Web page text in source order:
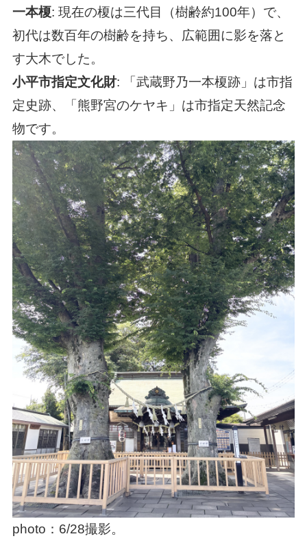
一本榎: 現在の榎は三代目（樹齢約100年）で、
初代は数百年の樹齢を持ち、広範囲に影を落と
す大木でした。
小平市指定文化財: 「武蔵野乃一本榎跡」は市指
定史跡、「熊野宮のケヤキ」は市指定天然記念
物です。
photo：6/28撮影。